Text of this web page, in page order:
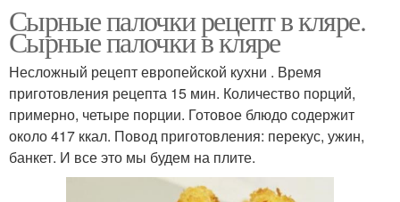
Сырные палочки рецепт в кляре.
Сырные палочки в кляре
Несложный рецепт европейской кухни . Время
приготовления рецепта 15 мин. Количество порций,
примерно, четыре порции. Готовое блюдо содержит
около 417 ккал. Повод приготовления: перекус, ужин,
банкет. И все это мы будем на плите.